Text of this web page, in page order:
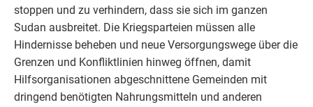
stoppen und zu verhindern, dass sie sich im ganzen
Sudan ausbreitet. Die Kriegsparteien müssen alle
Hindernisse beheben und neue Versorgungswege über die
Grenzen und Konfliktlinien hinweg öffnen, damit
Hilfsorganisationen abgeschnittene Gemeinden mit
dringend benötigten Nahrungsmitteln und anderen